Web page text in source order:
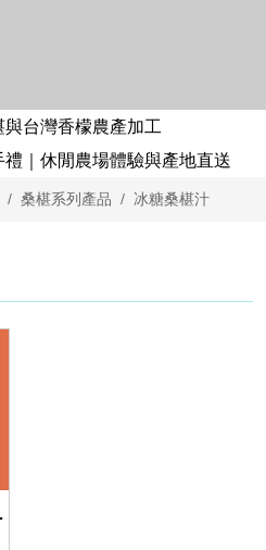
台灣香檬農產加工
｜休閒農場體驗與產地直送
桑椹系列產品 冰糖桑椹汁
｜果香濃郁